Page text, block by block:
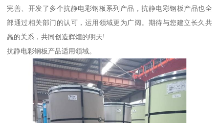
完善、开发了多个抗静电彩钢板系列产品，抗静电彩钢板产品也全
部通过相关部门的认可，运用领域更为广阔。期待与您建立长久共
羸的关系，共同创造辉煌的明天!
抗静电彩钢板产品适用领域。